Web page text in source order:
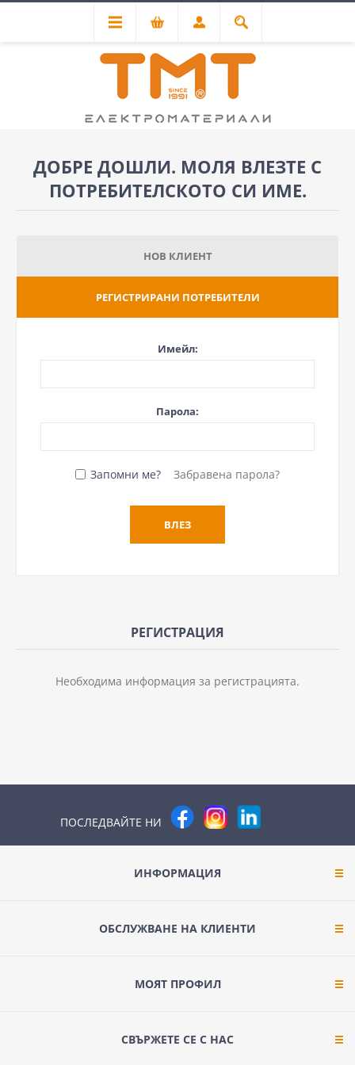
ДОБРЕ ДОШЛИ. МОЛЯ ВЛЕЗТЕ С
ПОТРЕБИТЕЛСКОТО СИ ИМЕ.
НОВ КЛИЕНТ
РЕГИСТРИРАНИ ПОТРЕБИТЕЛИ
Имейл:
Парола:
Запомни ме? Забравена парола?
РЕГИСТРАЦИЯ
Необходима информация за регистрацията.
ПОСЛЕДВАЙТЕ НИ
ИНФОРМАЦИЯ
ОБСЛУЖВАНЕ НА КЛИЕНТИ
МОЯТ ПРОФИЛ
СВЪРЖЕТЕ СЕ С НАС